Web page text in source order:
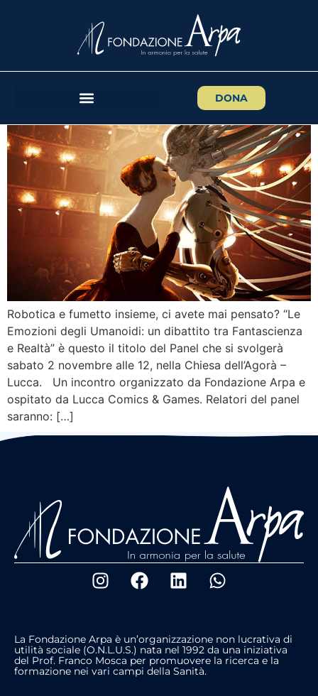
DONA
PANEL: “Le Emozioni degli
Umanoidi: un dibattito tra
Fantascienza e Realtà”
Robotica e fumetto insieme, ci avete mai pensato? “Le
Emozioni degli Umanoidi: un dibattito tra Fantascienza
e Realtà” è questo il titolo del Panel che si svolgerà
sabato 2 novembre alle 12, nella Chiesa dell’Agorà –
Lucca. Un incontro organizzato da Fondazione Arpa e
ospitato da Lucca Comics & Games. Relatori del panel
saranno: […]
La Fondazione Arpa è un’organizzazione non lucrativa di
utilità sociale (O.N.L.U.S.) nata nel 1992 da una iniziativa
del Prof. Franco Mosca per promuovere la ricerca e la
formazione nei vari campi della Sanità.